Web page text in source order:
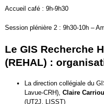
Accueil café : 9h-9h30
Session plénière 2 : 9h30-10h –
Le GIS Recherche
(REHAL) :
La direction collégiale du
Lavue-CRH), Claire Carriou
(UT2J, LISST)